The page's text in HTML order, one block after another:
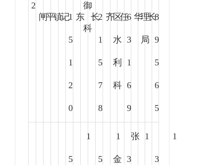
2
闸平镇记1
5
1
2
0
东
御
科
长2
1
5
7
8
齐区
水
利
科
任6
3
1
6
9
华理
局
长8
9
5
6
5
1
5
1
5
张
金
1
3
1
3